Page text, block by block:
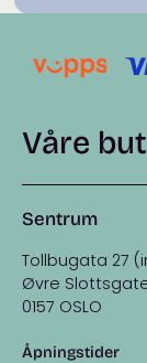
Våre
Sentrum
Tollbugata 27
Øvre
0157 OSLO
Åpningstider